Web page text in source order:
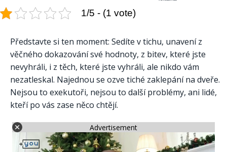
1/5 - (1 vote)
Představte si ten moment: Sedíte v tichu, unavení z
věčného dokazování své hodnoty, z bitev, které jste
nevyhráli, i z těch, které jste vyhráli, ale nikdo vám
nezatleskal. Najednou se ozve tiché zaklepání na dveře.
Nejsou to exekutoři, nejsou to další problémy, ani lidé,
kteří po vás zase něco chtějí.
Advertisement